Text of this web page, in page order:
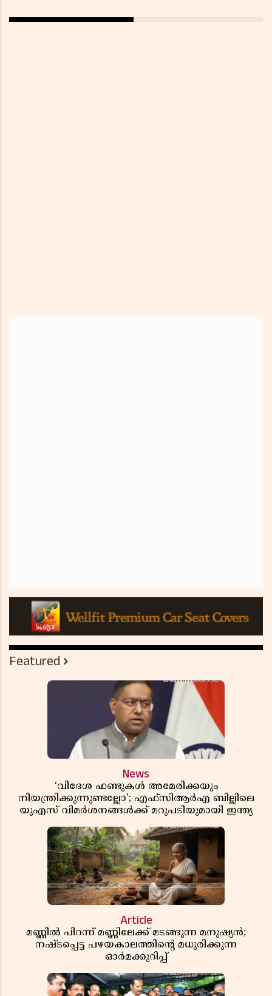
Featured
News
‘വിദേശ ഫണ്ടുകൾ അമേരിക്കയും
നിയന്ത്രിക്കുന്നുണ്ടല്ലോ’; എഫ്സിആർഎ ബില്ലിലെ
യുഎസ് വിമർശനങ്ങൾക്ക് മറുപടിയുമായി ഇന്ത്യ
Article
മണ്ണിൽ പിറന്ന് മണ്ണിലേക്ക് മടങ്ങുന്ന മനുഷ്യൻ;
നഷ്ടപ്പെട്ട പഴയകാലത്തിൻ്റെ മധുരിക്കുന്ന
ഓർമക്കുറിപ്പ്